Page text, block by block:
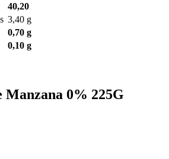
40,20
3,40 g
0,70 g
0,10 g
Manzana 0% 225G